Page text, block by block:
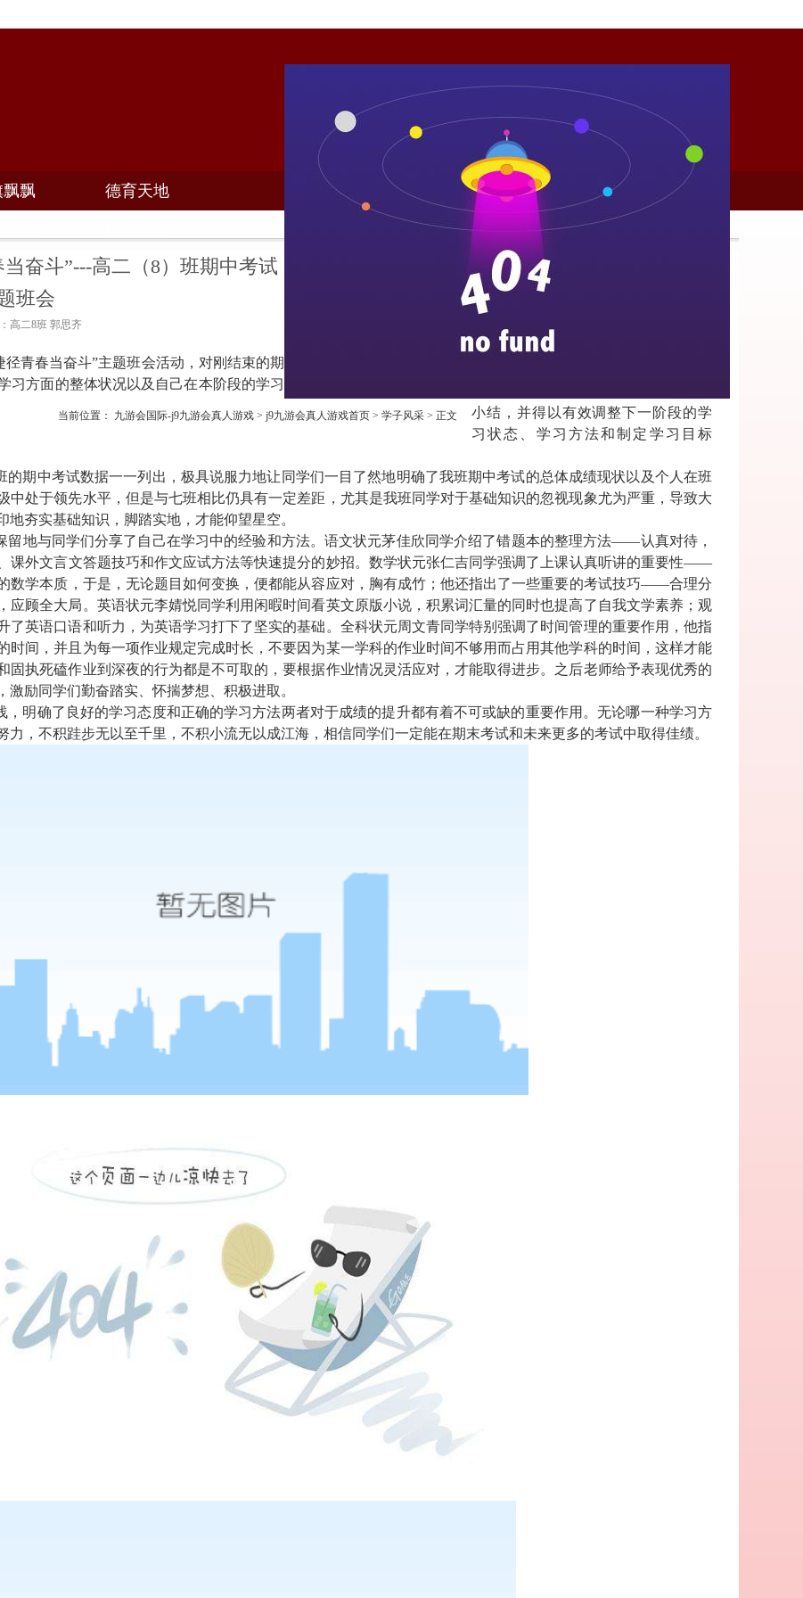
飘飘 德育天地
当前位置： 九游会国际-j9九游会真人游戏 > j9九游会真人游戏首页 > 学子风采 > 正文
奋斗”---高二（8）班期中考试
班会
高二8班 郭思齐
青春当奋斗”主题班会活动，对刚结束的期
习方面的整体状况以及自己在本阶段的学习
小结，并得以有效调整下一阶段的学
习状态、学习方法和制定学习目标
期中考试数据一一列出，极具说服力地让同学们一目了然地明确了我班期中考试的总体成绩现状以及个人在班
中处于领先水平，但是与七班相比仍具有一定差距，尤其是我班同学对于基础知识的忽视现象尤为严重，导致大
夯实基础知识，脚踏实地，才能仰望星空。
留地与同学们分享了自己在学习中的经验和方法。语文状元茅佳欣同学介绍了错题本的整理方法——认真对待，
课外文言文答题技巧和作文应试方法等快速提分的妙招。数学状元张仁吉同学强调了上课认真听讲的重要性——
数学本质，于是，无论题目如何变换，便都能从容应对，胸有成竹；他还指出了一些重要的考试技巧——合理分
应顾全大局。英语状元李婧悦同学利用闲暇时间看英文原版小说，积累词汇量的同时也提高了自我文学素养；观
了英语口语和听力，为英语学习打下了坚实的基础。全科状元周文青同学特别强调了时间管理的重要作用，他指
时间，并且为每一项作业规定完成时长，不要因为某一学科的作业时间不够用而占用其他学科的时间，这样才能
固执死磕作业到深夜的行为都是不可取的，要根据作业情况灵活应对，才能取得进步。之后老师给予表现优秀的
励同学们勤奋踏实、怀揣梦想、积极进取。
明确了良好的学习态度和正确的学习方法两者对于成绩的提升都有着不可或缺的重要作用。无论哪一种学习方
，不积跬步无以至千里，不积小流无以成江海，相信同学们一定能在期末考试和未来更多的考试中取得佳绩。